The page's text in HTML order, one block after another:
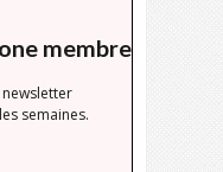
membre
newsletter
semaines.